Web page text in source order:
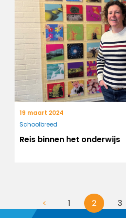
19 maart 2024
Schoolbreed
Reis binnen het onderwijs
< 1 2 3